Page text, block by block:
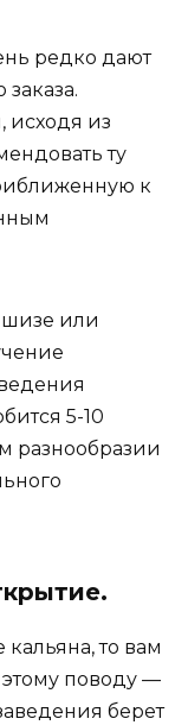
редко дают
исходя из
ту
к
или
5-10
разнообразии
то вам
поводу —
берет